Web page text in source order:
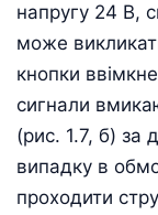
напругу 24 В,
може
кнопки
сигнали
(рис. 1.7, б) за
випадку в
проходити